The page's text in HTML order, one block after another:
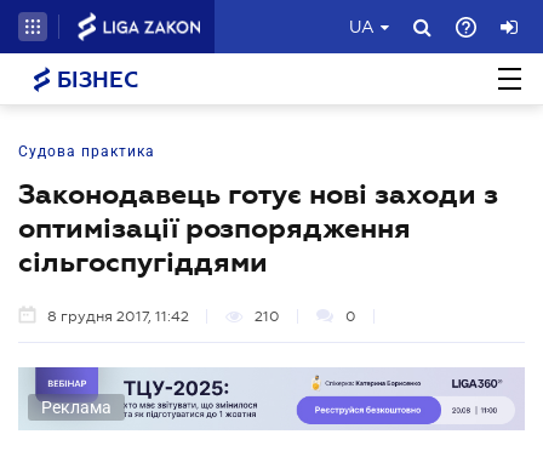
UA
БІЗНЕС
Судова практика
Законодавець готує нові заходи з
оптимізації розпорядження
сільгоспугіддями
8 грудня 2017, 11:42 210 0
Реклама